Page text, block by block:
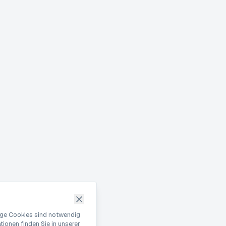
Cookies sind notwendig
finden Sie in unserer